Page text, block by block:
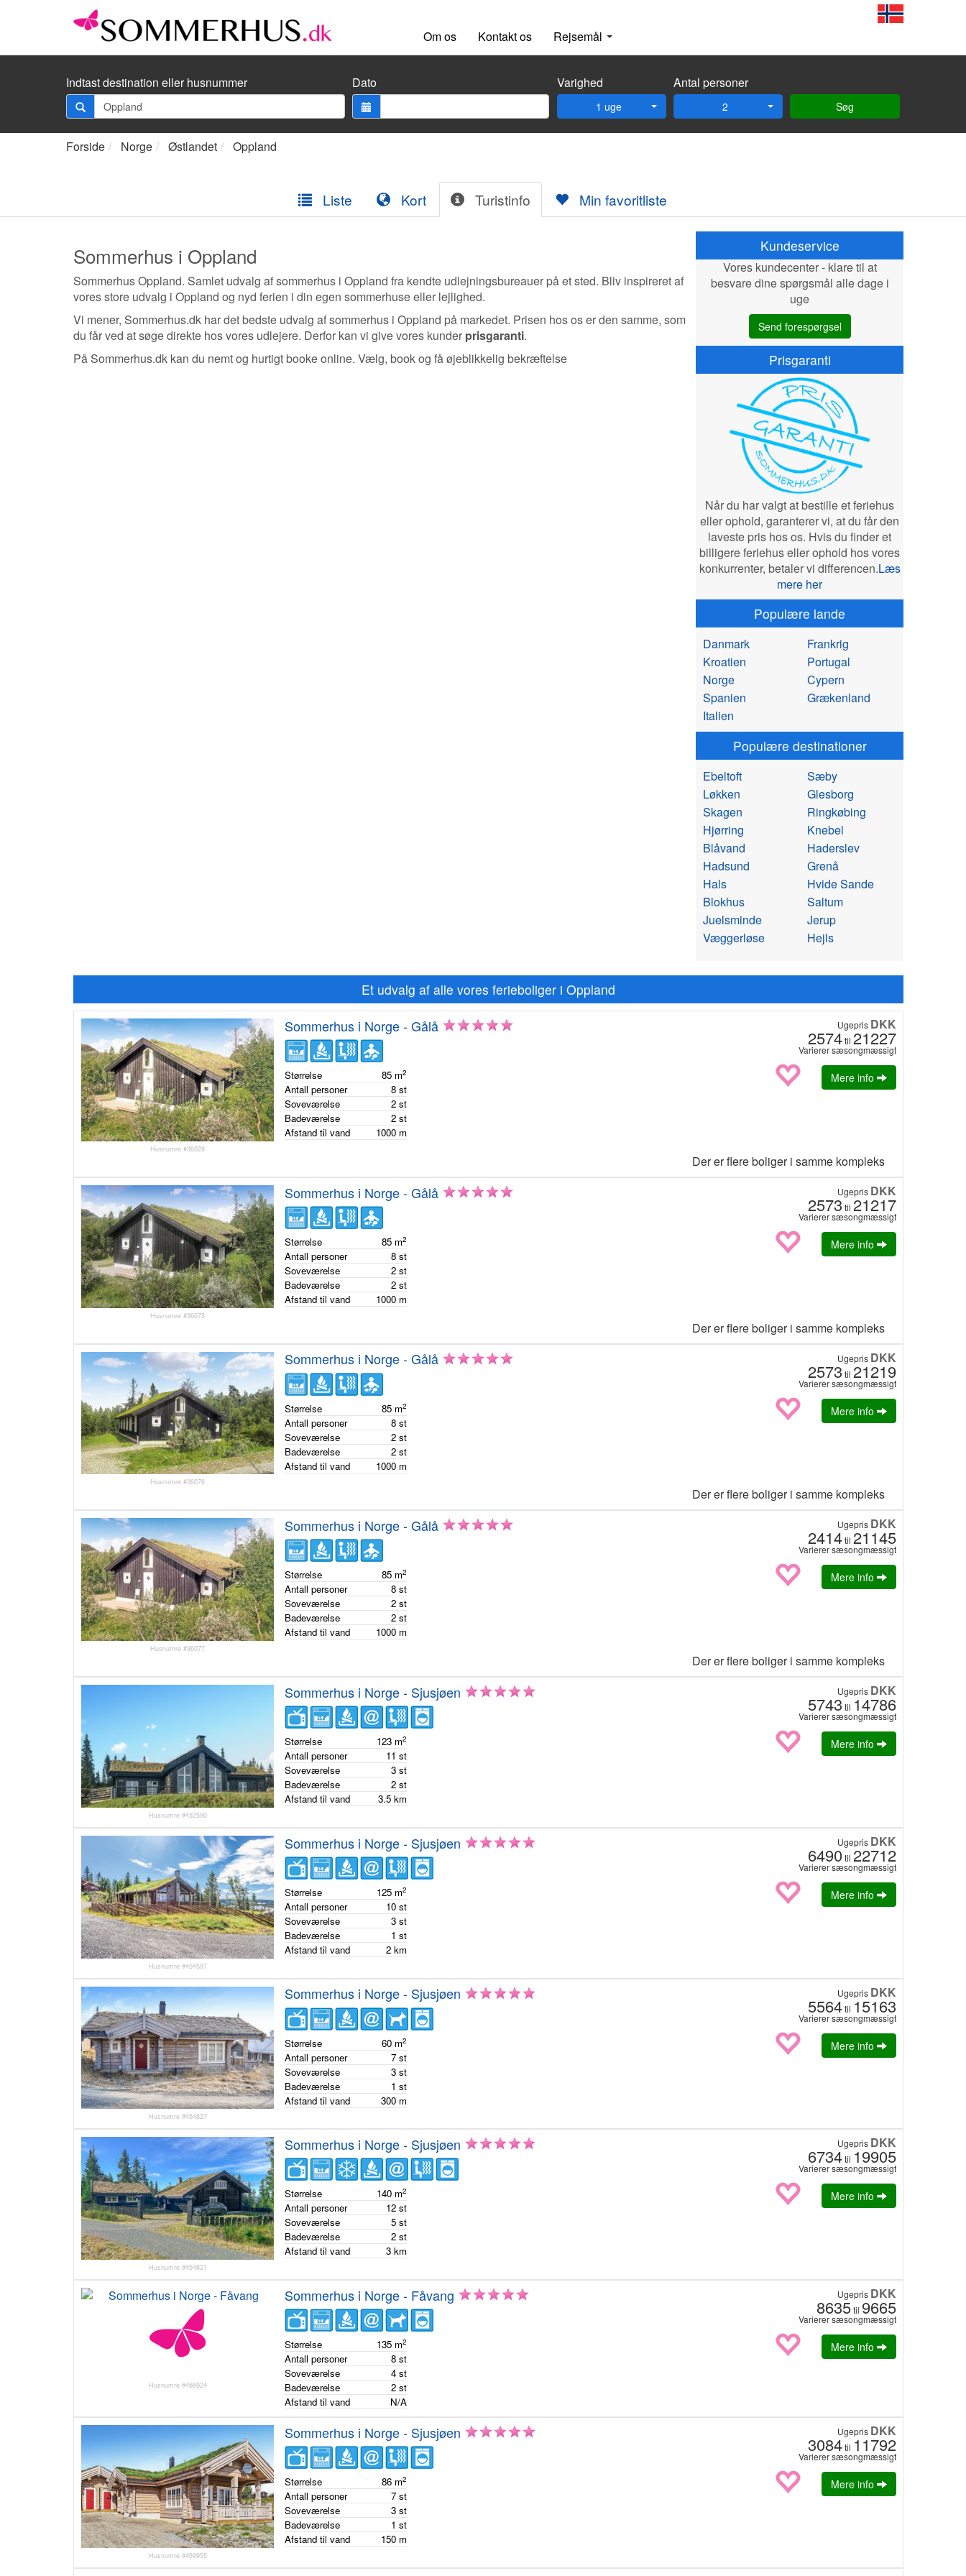
Om os Kontakt os Rejsemål
Indtast destination eller husnummer Dato Varighed
1 uge
Antal personer
2 Søg
Forside Norge Østlandet Oppland
Liste Kort Turistinfo Min favoritliste
Sommerhus i Oppland
Sommerhus Oppland. Samlet udvalg af sommerhus i Oppland fra kendte udlejningsbureauer på et sted. Bliv inspireret af
vores store udvalg i Oppland og nyd ferien i din egen sommerhuse eller lejlighed.
Vi mener, Sommerhus.dk har det bedste udvalg af sommerhus i Oppland på markedet. Prisen hos os er den samme, som
du får ved at søge direkte hos vores udlejere. Derfor kan vi give vores kunder prisgaranti.
På Sommerhus.dk kan du nemt og hurtigt booke online. Vælg, book og få øjeblikkelig bekræftelse
Kundeservice
Vores kundecenter - klare til at
besvare dine spørgsmål alle dage i
uge
Send forespørgsel
Prisgaranti
Når du har valgt at bestille et feriehus
eller ophold, garanterer vi, at du får den
laveste pris hos os. Hvis du finder et
billigere feriehus eller ophold hos vores
konkurrenter, betaler vi differencen.Læs
mere her
Populære lande
Danmark
Kroatien
Norge
Spanien
Italien
Frankrig
Portugal
Cypern
Grækenland
Populære destinationer
Ebeltoft
Løkken
Skagen
Hjørring
Blåvand
Hadsund
Hals
Blokhus
Juelsminde
Væggerløse
Sæby
Glesborg
Ringkøbing
Knebel
Haderslev
Grenå
Hvide Sande
Saltum
Jerup
Hejls
Et udvalg af alle vores ferieboliger i Oppland
Husnumre #36028
Sommerhus i Norge - Gålå
Størrelse 85 m2
Antall personer 8st
Soveværelse
2st
Badeværelse
2st
Afstand til vand
1000 m
Ugepris DKK
2574til 21227
Varierer sæsongmæssigt
Mere info
Der er flere boliger i samme kompleks
Husnumre #36075
Sommerhus i Norge - Gålå
Størrelse 85 m2
Antall personer 8st
Soveværelse
2st
Badeværelse
2st
Afstand til vand
1000 m
Ugepris DKK
2573 til 21217
Varierer sæsongmæssigt
Mere info
Der er flere boliger i samme kompleks
Husnumre #36076
Sommerhus i Norge - Gålå
Størrelse 85 m2
Antall personer 8st
Soveværelse
2st
Badeværelse
2st
Afstand til vand
1000 m
Ugepris DKK
2573 til 21219
Varierer sæsongmæssigt
Mere info
Der er flere boliger i samme kompleks
Husnumre #36077
Sommerhus i Norge - Gålå
Størrelse 85 m2
Antall personer 8st
Soveværelse
2st
Badeværelse
2st
Afstand til vand
1000 m
Ugepris DKK
2414til 21145
Varierer sæsongmæssigt
Mere info
Der er flere boliger i samme kompleks
Husnumre #452590
Sommerhus i Norge - Sjusjøen
Størrelse 123 m2
Antall personer 11st
Soveværelse
3st
Badeværelse
2st
Afstand til vand
3.5km
Ugepris DKK
5743 til 14786
Varierer sæsongmæssigt
Mere info
Husnumre #454597
Sommerhus i Norge - Sjusjøen
Størrelse 125 m2
Antall personer 10st
Soveværelse
3st
Badeværelse
1st
Afstand til vand
2km
Ugepris DKK
6490 til 22712
Varierer sæsongmæssigt
Mere info
Husnumre #454827
Sommerhus i Norge - Sjusjøen
Størrelse 60 m2
Antall personer 7st
Soveværelse
3st
Badeværelse
1st
Afstand til vand
300 m
Ugepris DKK
5564til 15163
Varierer sæsongmæssigt
Mere info
Husnumre #454821
Sommerhus i Norge - Sjusjøen
Størrelse 140 m2
Antall personer 12st
Soveværelse
5st
Badeværelse
2st
Afstand til vand
3km
Ugepris DKK
6734til 19905
Varierer sæsongmæssigt
Mere info
Husnumre #466924
Sommerhus i Norge - Fåvang
Størrelse 135 m2
Antall personer 8st
Soveværelse
4st
Badeværelse
2st
Afstand til vand
N/A
Ugepris DKK
8635til 9665
Varierer sæsongmæssigt
Mere info
Husnumre #469955
Sommerhus i Norge - Sjusjøen
Størrelse 86 m2
Antall personer 7st
Soveværelse
3st
Badeværelse
1st
Afstand til vand
150 m
Ugepris DKK
3084til 11792
Varierer sæsongmæssigt
Mere info